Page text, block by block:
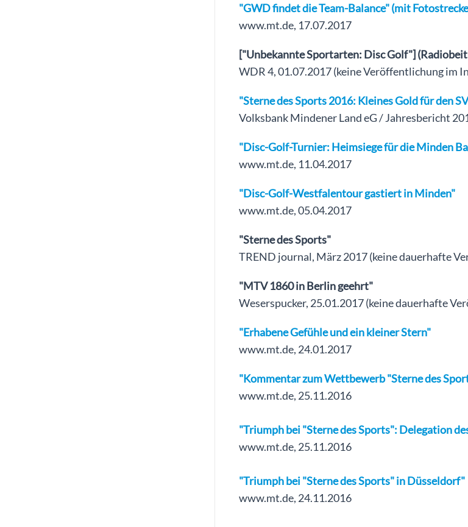
"GWD findet die Team-Balance" (mit
www.mt.de, 17.07.2017
["Unbekannte Sportarten: Disc Golf"]
WDR 4, 01.07.2017 (keine Veröffentlichung im
"Sterne des Sports 2016: Kleines Gold für den
Volksbank Mindener Land eG / Jahresbericht
"Disc-Golf-Turnier: Heimsiege für die Minden
www.mt.de, 11.04.2017
"Disc-Golf-Westfalentour gastiert in Minden"
www.mt.de, 05.04.2017
"Sterne des Sports"
TREND journal, März 2017 (keine dauerhafte
"MTV 1860 in Berlin geehrt"
Weserspucker, 25.01.2017 (keine dauerhafte
"Erhabene Gefühle und ein kleiner Stern"
www.mt.de, 24.01.2017
"Kommentar zum Wettbewerb "Sterne des
www.mt.de, 25.11.2016
"Triumph bei "Sterne des Sports": Delegation
www.mt.de, 25.11.2016
"Triumph bei "Sterne des Sports" in Düsseldorf"
www.mt.de, 24.11.2016